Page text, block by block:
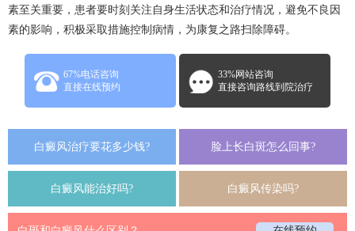
素至关重要，患者要时刻关注自身生活状态和治疗情况，避免不良因
素的影响，积极采取措施控制病情，为康复之路扫除障碍。
67%电话咨询
直接在线预约
33%网站咨询
直接咨询路线到院治疗
白癜风治疗要花多少钱? 脸上长白斑怎么回事?
白癜风能治好吗? 白癜风传染吗?